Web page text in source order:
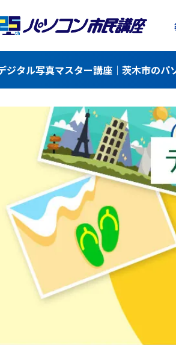
ジタル写真マスター講座｜茨木市の